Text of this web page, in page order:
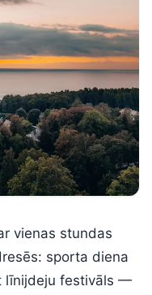
vienas stundas
sporta diena
līnijdeju festivāls —